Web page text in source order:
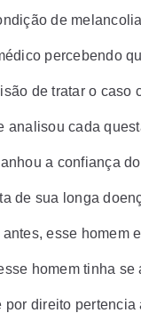
de
percebendo
de tratar o caso
analisou cada
a confiança
de sua longa
antes, esse homem
homem tinha
por direito